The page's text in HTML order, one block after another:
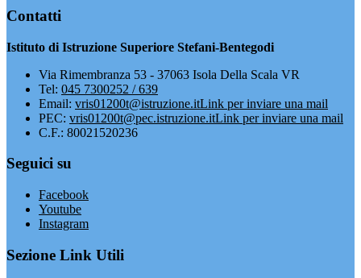
Contatti
Istituto di Istruzione Superiore Stefani-Bentegodi
Via Rimembranza 53 - 37063 Isola Della Scala VR
Tel: 045 7300252 / 639
Email: vris01200t@istruzione.itLink per inviare una mail
PEC: vris01200t@pec.istruzione.itLink per inviare una mail
C.F.: 80021520236
Seguici su
Facebook
Youtube
Instagram
Sezione Link Utili